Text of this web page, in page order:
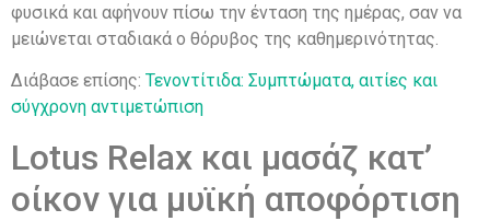
φυσικά και αφήνουν πίσω την ένταση της ημέρας, σαν να
μειώνεται σταδιακά ο θόρυβος της καθημερινότητας.
Διάβασε επίσης: Τενοντίτιδα: Συμπτώματα, αιτίες και
σύγχρονη αντιμετώπιση
Lotus Relax και μασάζ κατ’
οίκον για μυϊκή αποφόρτιση